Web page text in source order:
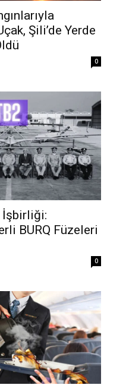
Şili’de Yerde
0
İşbirliği:
BURQ Füzeleri
0